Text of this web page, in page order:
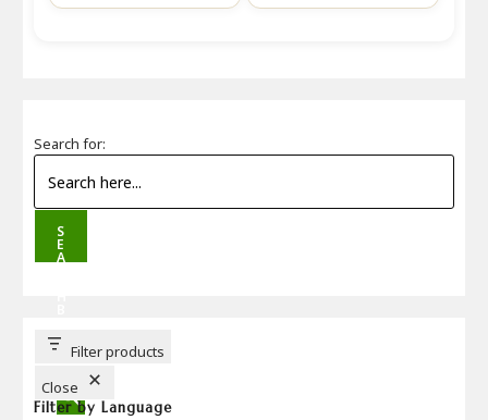
Search for:
S
E
A
T
T
Filter products
Close
Filter by Language